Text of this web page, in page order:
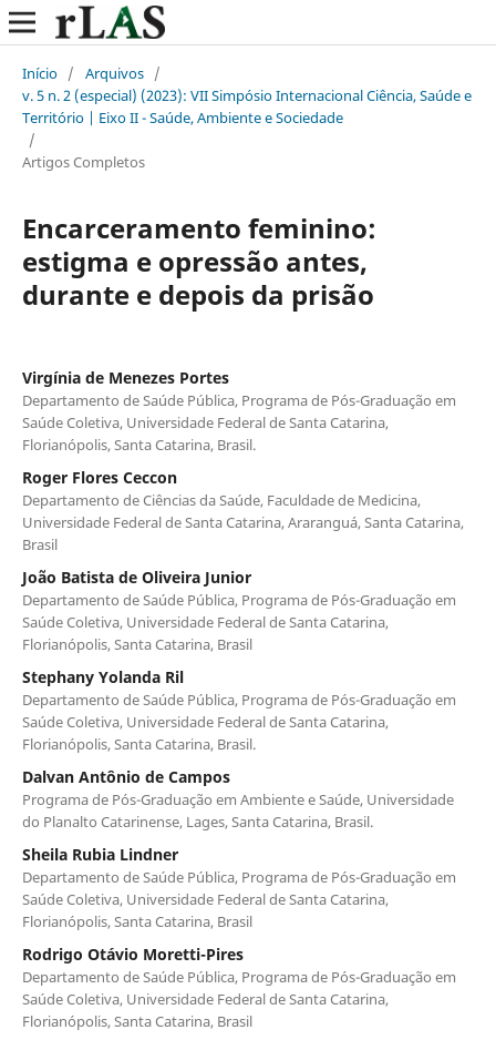
Início / Arquivos /
v. 5 n. 2 (especial) (2023): VII Simpósio Internacional Ciência, Saúde e
Território | Eixo II - Saúde, Ambiente e Sociedade
/
Artigos Completos
Encarceramento feminino:
estigma e opressão antes,
durante e depois da prisão
Virgínia de Menezes Portes
Departamento de Saúde Pública, Programa de Pós-Graduação em
Saúde Coletiva, Universidade Federal de Santa Catarina,
Florianópolis, Santa Catarina, Brasil.
Roger Flores Ceccon
Departamento de Ciências da Saúde, Faculdade de Medicina,
Universidade Federal de Santa Catarina, Araranguá, Santa Catarina,
Brasil
João Batista de Oliveira Junior
Departamento de Saúde Pública, Programa de Pós-Graduação em
Saúde Coletiva, Universidade Federal de Santa Catarina,
Florianópolis, Santa Catarina, Brasil
Stephany Yolanda Ril
Departamento de Saúde Pública, Programa de Pós-Graduação em
Saúde Coletiva, Universidade Federal de Santa Catarina,
Florianópolis, Santa Catarina, Brasil.
Dalvan Antônio de Campos
Programa de Pós-Graduação em Ambiente e Saúde, Universidade
do Planalto Catarinense, Lages, Santa Catarina, Brasil.
Sheila Rubia Lindner
Departamento de Saúde Pública, Programa de Pós-Graduação em
Saúde Coletiva, Universidade Federal de Santa Catarina,
Florianópolis, Santa Catarina, Brasil
Rodrigo Otávio Moretti-Pires
Departamento de Saúde Pública, Programa de Pós-Graduação em
Saúde Coletiva, Universidade Federal de Santa Catarina,
Florianópolis, Santa Catarina, Brasil